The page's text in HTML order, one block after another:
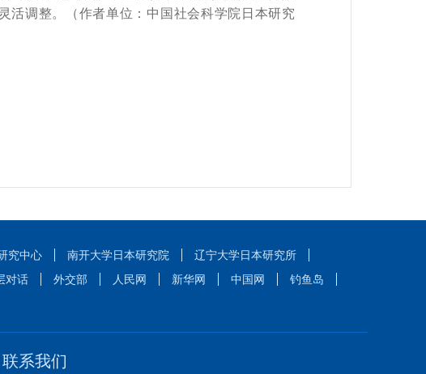
活调整。（作者单位：中国社会科学院日本研究
究中心 南开大学日本研究院
辽宁大学日本研究所
对话 外交部 人民网 新华网 中国网
钓鱼岛
联系我们